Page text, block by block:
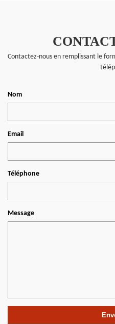
Contactez-nous en remplissant le
Nom
Email
Téléphone
Message